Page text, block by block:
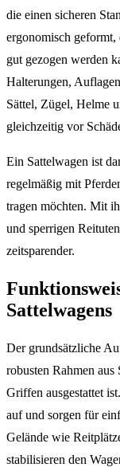
die einen sicheren
ergonomisch geformt,
gut gezogen werden
Halterungen,
Sättel, Zügel, Helme
gleichzeitig vor
Ein Sattelwagen ist
regelmäßig mit
tragen möchten. Mit
und sperrigen
zeitsparender.
Sattelwagens
Der grundsätzliche
robusten Rahmen
Griffen ausgestattet
auf und sorgen für
Gelände wie
stabilisieren den